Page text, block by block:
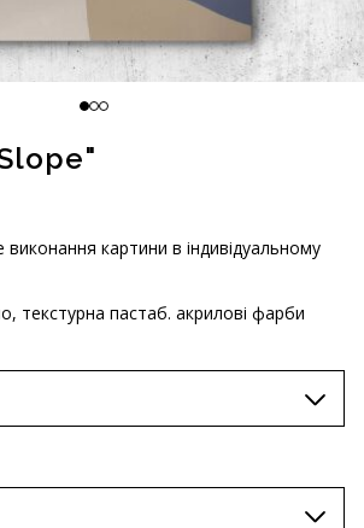
(NT$)
картини в індивідуальному
текстурна пастаб. акрилові фарби